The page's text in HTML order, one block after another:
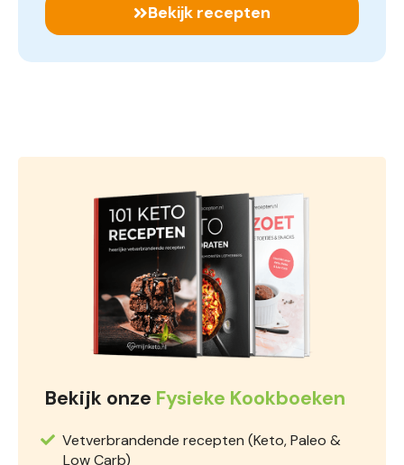
Bekijk recepten
Bekijk onze Fysieke Kookboeken
Vetverbrandende recepten (Keto, Paleo &
Low Carb)